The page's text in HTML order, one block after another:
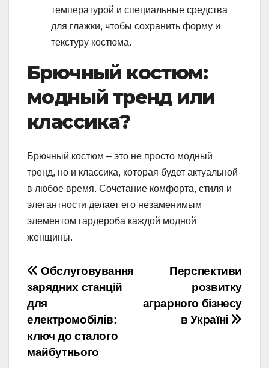
температурой и специальные средства
для глажки, чтобы сохранить форму и
текстуру костюма.
Брючный костюм:
модный тренд или
классика?
Брючный костюм – это не просто модный
тренд, но и классика, которая будет актуальной
в любое время. Сочетание комфорта, стиля и
элегантности делает его незаменимым
элементом гардероба каждой модной
женщины.
Навігація
записів
Перспективи
розвитку
аграрного бізнесу
в Україні
Обслуговування
зарядних станцій
для
електромобілів:
ключ до сталого
майбутнього